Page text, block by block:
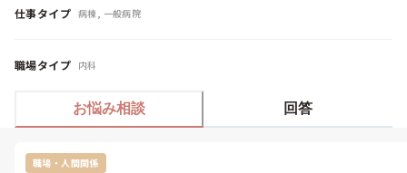
仕事タイプ 病棟, 一般病院
職場タイプ 内科
お悩み相談 回答
職場・人間関係